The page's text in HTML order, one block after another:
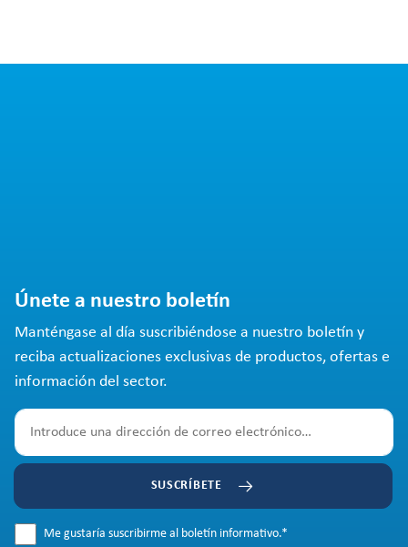
Únete a nuestro boletín
Manténgase al día suscribiéndose a nuestro boletín y
reciba actualizaciones exclusivas de productos, ofertas e
información del sector.
SUSCRÍBETE
Me gustaría suscribirme al boletín informativo.*